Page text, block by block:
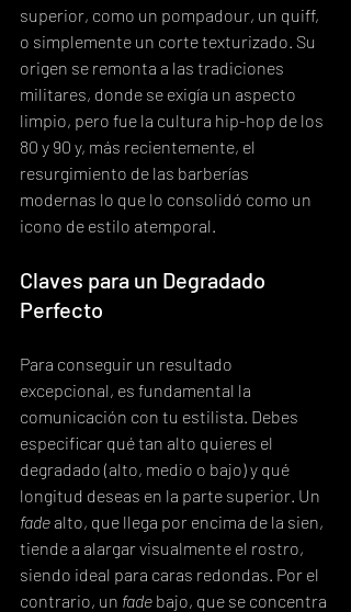
superior, como un pompadour, un quiff,
o simplemente un corte texturizado. Su
origen se remonta a las tradiciones
militares, donde se exigía un aspecto
limpio, pero fue la cultura hip-hop de los
80 y 90 y, más recientemente, el
resurgimiento de las barberías
modernas lo que lo consolidó como un
icono de estilo atemporal.
Claves para un Degradado
Perfecto
Para conseguir un resultado
excepcional, es fundamental la
comunicación con tu estilista. Debes
especificar qué tan alto quieres el
degradado (alto, medio o bajo) y qué
longitud deseas en la parte superior. Un
fade alto, que llega por encima de la sien,
tiende a alargar visualmente el rostro,
siendo ideal para caras redondas. Por el
contrario, un fade bajo, que se concentra